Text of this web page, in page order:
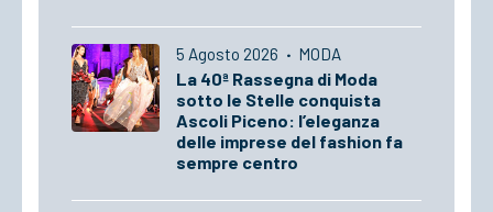
5 Agosto 2026 · MODA
La 40ª Rassegna di Moda
sotto le Stelle conquista
Ascoli Piceno: l’eleganza
delle imprese del fashion fa
sempre centro